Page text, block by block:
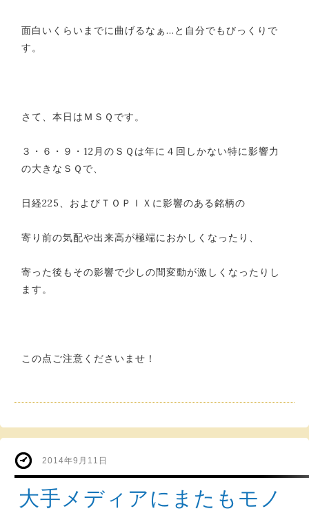
面白いくらいまでに曲げるなぁ…と自分でもびっくりで
す。
さて、本日はＭＳＱです。
３・６・９・12月のＳＱは年に４回しかない特に影響力
の大きなＳＱで、
日経225、およびＴＯＰＩＸに影響のある銘柄の
寄り前の気配や出来高が極端におかしくなったり、
寄った後もその影響で少しの間変動が激しくなったりし
ます。
この点ご注意くださいませ！
2014年9月11日
大手メディアにまたもモノ